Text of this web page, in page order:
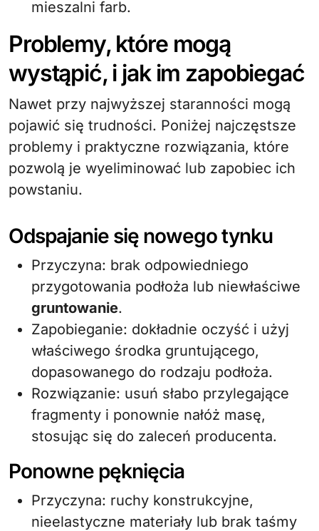
mieszalni farb.
Problemy, które mogą
wystąpić, i jak im zapobiegać
Nawet przy najwyższej staranności mogą
pojawić się trudności. Poniżej najczęstsze
problemy i praktyczne rozwiązania, które
pozwolą je wyeliminować lub zapobiec ich
powstaniu.
Odspajanie się nowego tynku
Przyczyna: brak odpowiedniego
przygotowania podłoża lub niewłaściwe
gruntowanie.
Zapobieganie: dokładnie oczyść i użyj
właściwego środka gruntującego,
dopasowanego do rodzaju podłoża.
Rozwiązanie: usuń słabo przylegające
fragmenty i ponownie nałóż masę,
stosując się do zaleceń producenta.
Ponowne pęknięcia
Przyczyna: ruchy konstrukcyjne,
nieelastyczne materiały lub brak taśmy